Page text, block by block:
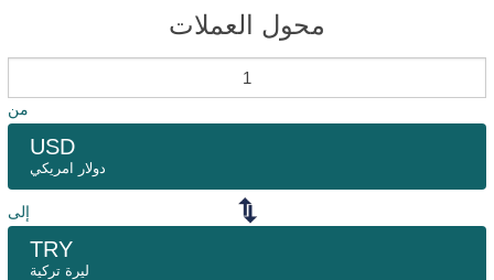
محول العملات
من
USD
دولار امريكي
إلى
TRY
ليرة تركية